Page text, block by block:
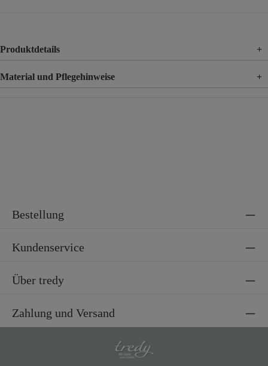
Produktdetails +
Material und Pflegehinweise +
Bestellung
Kundenservice
Über tredy
Zahlung und Versand